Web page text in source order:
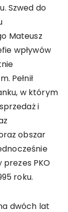
Szwed do
Mateusz
wpływów
Pełnił
w którym
i
obszar
prezes PKO
roku.
dwóch lat